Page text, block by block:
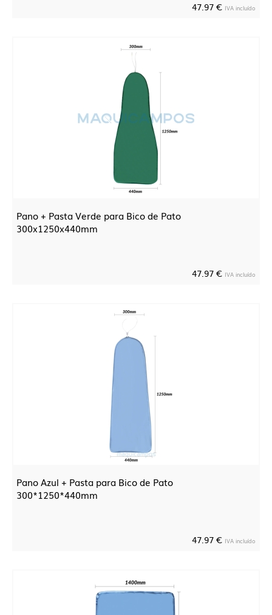
47.97 € IVA incluído
Pano + Pasta Verde para Bico de Pato
300x1250x440mm
47.97 € IVA incluído
Pano Azul + Pasta para Bico de Pato
300*1250*440mm
47.97 € IVA incluído